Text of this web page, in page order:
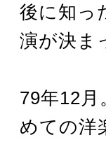
後に知っ
演が決ま
79年12
めての洋